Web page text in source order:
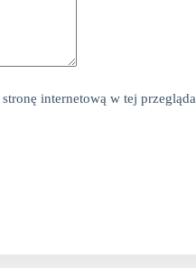
internetową w tej